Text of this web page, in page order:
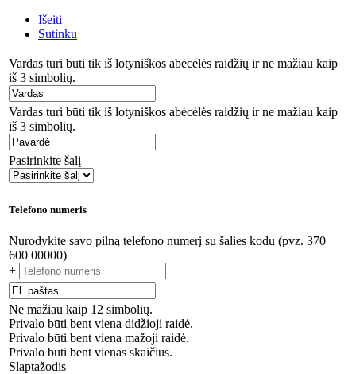
Išeiti
Sutinku
Vardas turi būti tik iš lotyniškos abėcėlės raidžių ir ne mažiau kaip
iš 3 simbolių.
Vardas turi būti tik iš lotyniškos abėcėlės raidžių ir ne mažiau kaip
iš 3 simbolių.
Pasirinkite šalį
Telefono numeris
Nurodykite savo pilną telefono numerį su šalies kodu (pvz. 370
600 00000)
+
Ne mažiau kaip 12 simbolių.
Privalo būti bent viena didžioji raidė.
Privalo būti bent viena mažoji raidė.
Privalo būti bent vienas skaičius.
Slaptažodis